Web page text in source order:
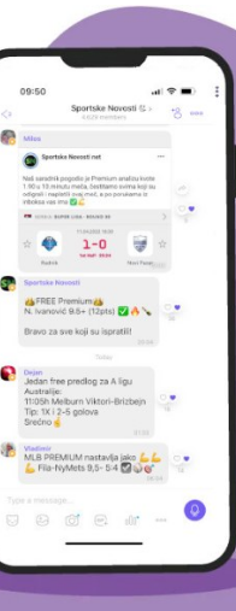
godine, imali smo
bio u opsegu od 0 do 2.
”NG” nudi kvota
KVOTE U
isključivo na
”100% sigurni” i
stranicu–https://
–https://
Naslovna fotografija:
besplatni predlozi za
de Sinaloa kladionica